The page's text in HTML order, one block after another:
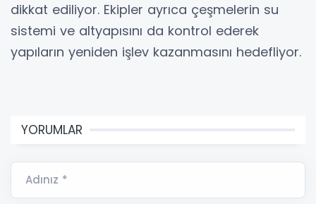
dikkat ediliyor. Ekipler ayrıca çeşmelerin su
sistemi ve altyapısını da kontrol ederek
yapıların yeniden işlev kazanmasını hedefliyor.
YORUMLAR
Adınız *